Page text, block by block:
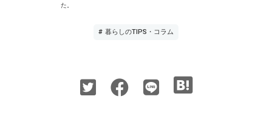
た。
# 暮らしのTIPS・コラム